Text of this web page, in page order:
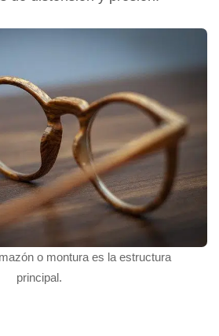
o montura es la estructura
principal.